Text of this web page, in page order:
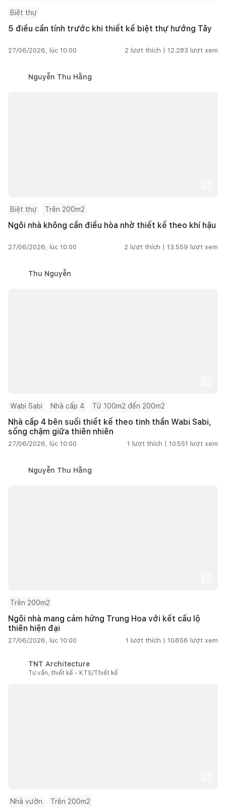
Biệt thự
5 điều cần tính trước khi thiết kế biệt thự hướng Tây
27/06/2026, lúc 10:00 2 lượt thích | 12.283 lượt xem
Nguyễn Thu Hằng
Biệt thự Trên 200m2
Ngôi nhà không cần điều hòa nhờ thiết kế theo khí hậu
27/06/2026, lúc 10:00 2 lượt thích | 13.559 lượt xem
Thu Nguyễn
Wabi Sabi Nhà cấp 4 Từ 100m2 đến 200m2
Nhà cấp 4 bên suối thiết kế theo tinh thần Wabi Sabi,
sống chậm giữa thiên nhiên
27/06/2026, lúc 10:00 1 lượt thích | 10.551 lượt xem
Nguyễn Thu Hằng
Trên 200m2
Ngôi nhà mang cảm hứng Trung Hoa với kết cấu lộ
thiên hiện đại
27/06/2026, lúc 10:00 1 lượt thích | 10.656 lượt xem
TNT Architecture
Tư vấn, thiết kế - KTS/Thiết kế
Nhà vườn Trên 200m2